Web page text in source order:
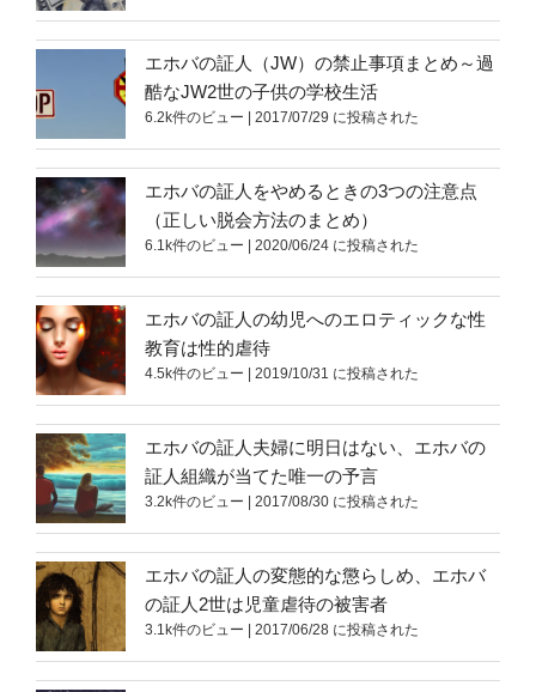
エホバの証人（JW）の禁止事項まとめ～過
酷なJW2世の子供の学校生活
6.2k件のビュー 2017/07/29 に投稿された
エホバの証人をやめるときの3つの注意点
（正しい脱会方法のまとめ）
6.1k件のビュー 2020/06/24 に投稿された
エホバの証人の幼児へのエロティックな性
教育は性的虐待
4.5k件のビュー 2019/10/31 に投稿された
エホバの証人夫婦に明日はない、エホバの
証人組織が当てた唯一の予言
3.2k件のビュー 2017/08/30 に投稿された
エホバの証人の変態的な懲らしめ、エホバ
の証人2世は児童虐待の被害者
3.1k件のビュー 2017/06/28 に投稿された